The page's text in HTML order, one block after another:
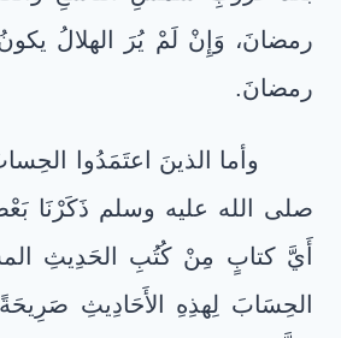
رمضانَ، وَإِنْ لَمْ يُرَ الهلالُ
رمضانَ.
وأما الذينَ اعتَمَدُوا
صلى الله عليه وسلم ذَكَرْنَا
أَيَّ كتابٍ مِنْ كُتُبِ الحَدِيثِ
الحِسَابَ لِهذِهِ الأَحَادِيثِ